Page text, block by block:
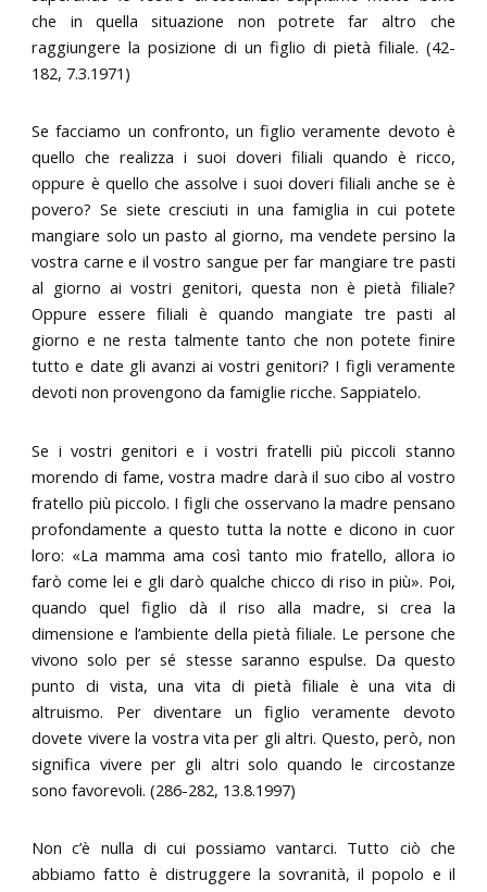
che in quella situazione non potrete far altro che
raggiungere la posizione di un figlio di pietà filiale. (42-
182, 7.3.1971)
Se facciamo un confronto, un figlio veramente devoto è
quello che realizza i suoi doveri filiali quando è ricco,
oppure è quello che assolve i suoi doveri filiali anche se è
povero? Se siete cresciuti in una famiglia in cui potete
mangiare solo un pasto al giorno, ma vendete persino la
vostra carne e il vostro sangue per far mangiare tre pasti
al giorno ai vostri genitori, questa non è pietà filiale?
Oppure essere filiali è quando mangiate tre pasti al
giorno e ne resta talmente tanto che non potete finire
tutto e date gli avanzi ai vostri genitori? I figli veramente
devoti non provengono da famiglie ricche. Sappiatelo.
Se i vostri genitori e i vostri fratelli più piccoli stanno
morendo di fame, vostra madre darà il suo cibo al vostro
fratello più piccolo. I figli che osservano la madre pensano
profondamente a questo tutta la notte e dicono in cuor
loro: «La mamma ama così tanto mio fratello, allora io
farò come lei e gli darò qualche chicco di riso in più». Poi,
quando quel figlio dà il riso alla madre, si crea la
dimensione e l’ambiente della pietà filiale. Le persone che
vivono solo per sé stesse saranno espulse. Da questo
punto di vista, una vita di pietà filiale è una vita di
altruismo. Per diventare un figlio veramente devoto
dovete vivere la vostra vita per gli altri. Questo, però, non
significa vivere per gli altri solo quando le circostanze
sono favorevoli. (286-282, 13.8.1997)
Non c’è nulla di cui possiamo vantarci. Tutto ciò che
abbiamo fatto è distruggere la sovranità, il popolo e il